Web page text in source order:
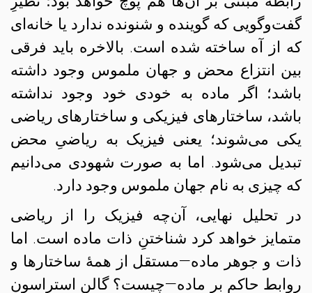
گفت‌و‌گویی که گوینده و شنونده ندارد یا خانه‌ای
که از آه ساخته شده است. بالاخره باید فرقی
بین انتزاع محض و جهان ملموس وجود داشته
باشد؛ اگر ماده به خودی خود وجود نداشته
باشد، ساختارهای فیزیکی و ساختارهای ریاضی
یکی می‌شوند؛ یعنی فیزیک به ریاضیِ محض
تبدیل می‌شود. اما به صورت شهودی می‌دانیم
که چیزی به نام جهان ملموس وجود دارد.
در تحلیل نهایی، آن‌چه فیزیک را از ریاضی
متمایز خواهد کرد شناختنِ ذات ماده است. اما
ذات و جوهر ماده—مستقل از همهٔ ساختارها و
روابط حاکم بر ماده—چیست؟ گالن استراسون